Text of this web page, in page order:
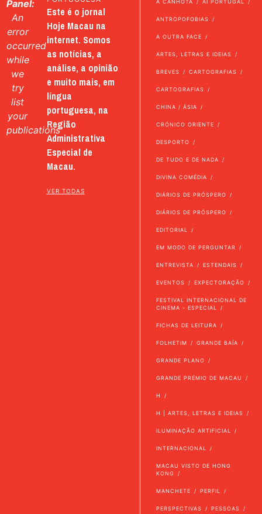
Panel:
An
error
occurred
while
we
try
list
your
publications
Este é o jornal
Hoje Macau na
internet. Somos
as notícias, a
análise, a opinião
e muito mais, em
língua
portuguesa, na
Região
Administrativa
Especial de
Macau.
VER TODAS
A CANHOTA AI PORTUGAL
ANTROPOFOBIAS
A OUTRA FACE
ARTES, LETRAS E IDEIAS
BREVES CARTOGRAFIAS
CARTOGRAFIAS
CHINA / ÁSIA
CRÓNICO ORIENTE
DESPORTO
DE TUDO E DE NADA
DIVINA COMÉDIA
DIÁRIOS DE PRÓSPERO
DIÁRIOS DE PRÓSPERO
EDITORIAL
EM MODO DE PERGUNTAR
ENTREVISTA ESTENDAIS
EVENTOS EXPECTORAÇÃO
FESTIVAL INTERNACIONAL DE
CINEMA - ESPECIAL
FICHAS DE LEITURA
FOLHETIM GRANDE BAÍA
GRANDE PLANO
GRANDE PRÉMIO DE MACAU
H
H | ARTES, LETRAS E IDEIAS
ILUMINAÇÃO ARTIFICIAL
INTERNACIONAL
MACAU VISTO DE HONG
KONG
MANCHETE PERFIL
PERSPECTIVAS PESSOAS